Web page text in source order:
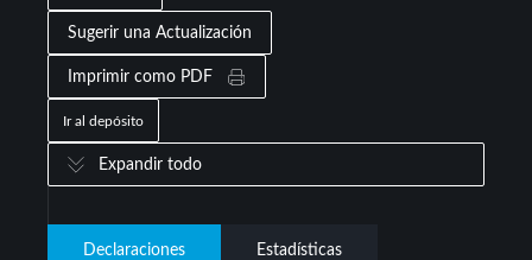
Sugerir una Actualización
Imprimir como PDF
Ir al depósito
Expandir todo
Declaraciones Estadísticas